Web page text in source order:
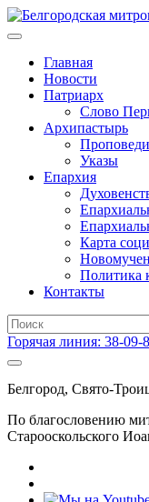
Главная
Новости
Патриарх
Слово
Архипастырь
Проповеди
Указы
Епархия
Карта
Политика
Контакты
Горячая линия: 38-09-
Белгород, Свято-
По благословению
Старооскольского